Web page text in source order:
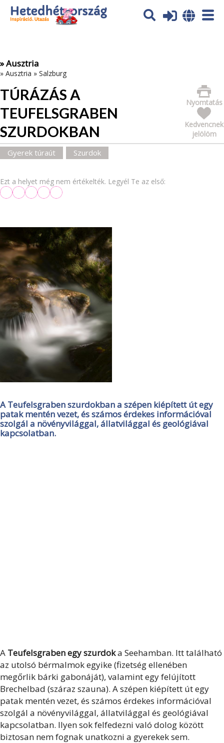
Az oldal sütiket (cookies) használ. További tájékoztatás itt:
Adatvédelmi tájékoztató
» Ausztria
» Ausztria » Salzburg
TÚRÁZÁS A
TEUFELSGRABEN
SZURDOKBAN
Nyomtatás
Kedvencnek
jelölöm
Gyerek túraút Szurdok
Ezt a helyet még nem értékelték. Legyél Te az első:
A Teufelsgraben szurdokban a szépen kiépített út egy
patak mentén vezet, és számos érdekes információval
szolgál a növényvilággal, állatvilággal és geológiával
kapcsolatban.
A Teufelsgraben egy szurdoka Seehamban. Itt található
az utolsó bérmalmok egyike (fizetség ellenében
megőrlik bárki gabonáját), valamint egy felújított
Brechelbad (száraz szauna). A szépen kiépített út egy
patak mentén vezet, és számos érdekes információval
szolgál a növényvilággal, állatvilággal és geológiával
kapcsolatban. Ilyen sok felfedezni való dolog között
biztosan nem fognak unatkozni a gyerekek sem.